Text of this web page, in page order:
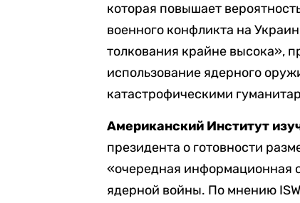
которая повышает
военного конфликта на
толкования крайне высока»,
использование ядерного
катастрофическими
Американский Институт
президента о готовности
«очередная информационная
ядерной войны. По мнению